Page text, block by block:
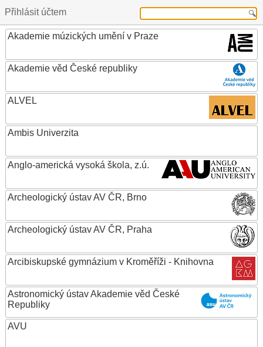
Přihlásit účtem
Akademie múzických umění v Praze
Akademie věd České republiky
ALVEL
Ambis Univerzita
Anglo-americká vysoká škola, z.ú.
Archeologický ústav AV ČR, Brno
Archeologický ústav AV ČR, Praha
Arcibiskupské gymnázium v Kroměříži - Knihovna
Astronomický ústav Akademie věd České
Republiky
AVU